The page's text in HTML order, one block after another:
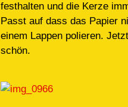
festhalten und die Kerze
Passt auf dass das Papier
einem Lappen polieren.
schön.